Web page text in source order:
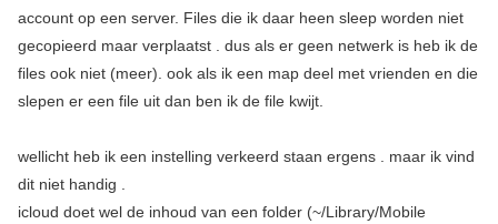
account op een server. Files die ik daar heen sleep worden niet
gecopieerd maar verplaatst . dus als er geen netwerk is heb ik de
files ook niet (meer). ook als ik een map deel met vrienden en die
slepen er een file uit dan ben ik de file kwijt.
wellicht heb ik een instelling verkeerd staan ergens . maar ik vind
dit niet handig .
icloud doet wel de inhoud van een folder (~/Library/Mobile